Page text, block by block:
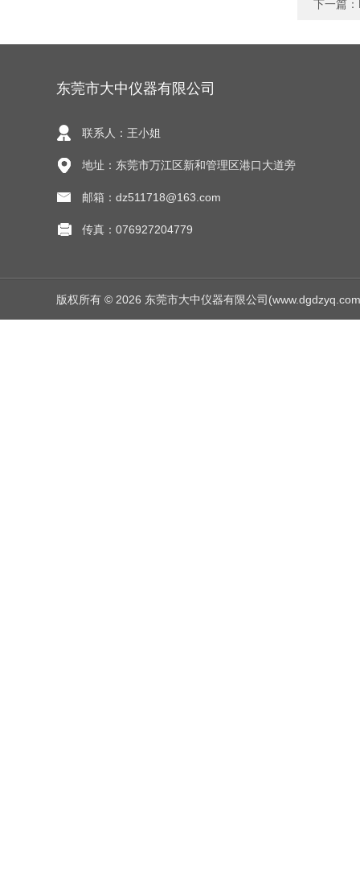
下一篇：
东莞市大中仪器有限公司
联系人：王小姐
地址：东莞市万江区新和管理区港口大道旁
邮箱：dz511718@163.com
传真：076927204779
版权所有 © 2026 东莞市大中仪器有限公司